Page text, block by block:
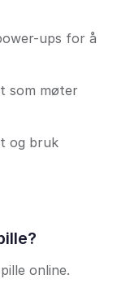
ups for å
som møter
og bruk
online.